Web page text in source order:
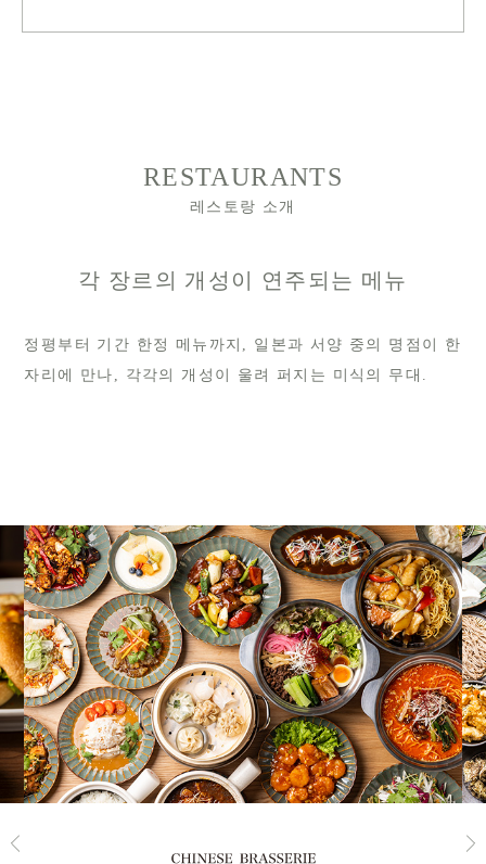
RESTAURANTS
레스토랑 소개
각 장르의 개성이 연주되는 메뉴
정평부터 기간 한정 메뉴까지, 일본과 서양 중의 명점이 한
자리에 만나, 각각의 개성이 울려 퍼지는 미식의 무대.